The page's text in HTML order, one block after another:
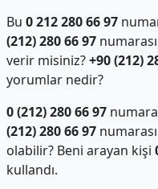
Bu 0 212 280 66 97
(212) 280 66 97
verir misiniz?+90 (212)
yorumlar nedir?
0 (212) 280 66 97
(212) 280 66 97
olabilir? Beni arayan kişi
kullandı.